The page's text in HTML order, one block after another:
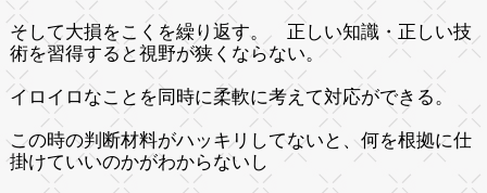
そして大損をこくを繰り返す。 正しい知識・正しい技
術を習得すると視野が狭くならない。
イロイロなことを同時に柔軟に考えて対応ができる。
この時の判断材料がハッキリしてないと、何を根拠に仕
掛けていいのかがわからないし